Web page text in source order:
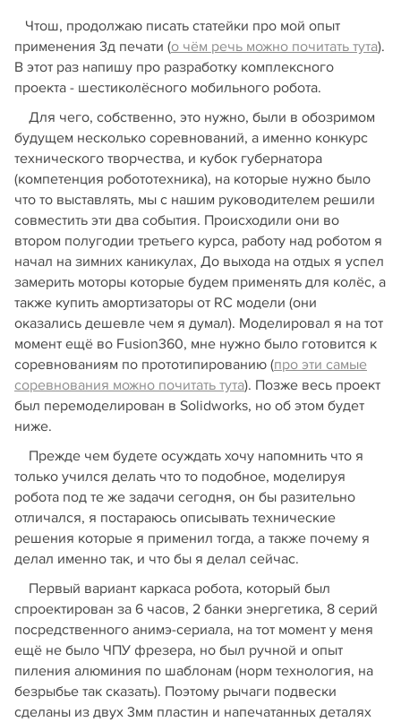
Чтош, продолжаю писать статейки про мой опыт
применения 3д печати (о чём речь можно почитать тута).
В этот раз напишу про разработку комплексного
проекта - шестиколёсного мобильного робота.
Для чего, собственно, это нужно, были в обозримом
будущем несколько соревнований, а именно конкурс
технического творчества, и кубок губернатора
(компетенция робототехника), на которые нужно было
что то выставлять, мы с нашим руководителем решили
совместить эти два события. Происходили они во
втором полугодии третьего курса, работу над роботом я
начал на зимних каникулах, До выхода на отдых я успел
замерить моторы которые будем применять для колёс, а
также купить амортизаторы от RC модели (они
оказались дешевле чем я думал). Моделировал я на тот
момент ещё во Fusion360, мне нужно было готовится к
соревнованиям по прототипированию (про эти самые
соревнования можно почитать тута). Позже весь проект
был перемоделирован в Solidworks, но об этом будет
ниже.
Прежде чем будете осуждать хочу напомнить что я
только учился делать что то подобное, моделируя
робота под те же задачи сегодня, он бы разительно
отличался, я постараюсь описывать технические
решения которые я применил тогда, а также почему я
делал именно так, и что бы я делал сейчас.
Первый вариант каркаса робота, который был
спроектирован за 6 часов, 2 банки энергетика, 8 серий
посредственного анимэ-сериала, на тот момент у меня
ещё не было ЧПУ фрезера, но был ручной и опыт
пиления алюминия по шаблонам (норм технология, на
безрыбье так сказать). Поэтому рычаги подвески
сделаны из двух 3мм пластин и напечатанных деталях